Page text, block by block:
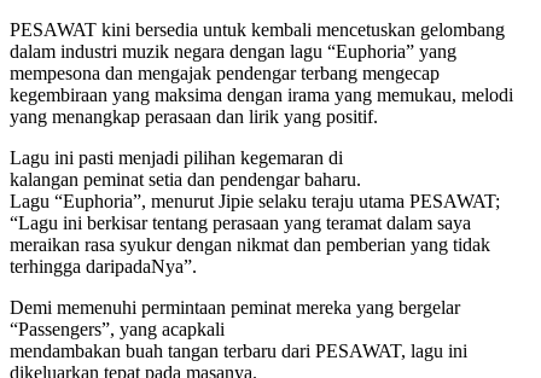
PESAWAT kini bersedia untuk kembali mencetuskan gelombang
dalam industri muzik negara dengan lagu “Euphoria” yang
mempesona dan mengajak pendengar terbang mengecap
kegembiraan yang maksima dengan irama yang memukau, melodi
yang menangkap perasaan dan lirik yang positif.
Lagu ini pasti menjadi pilihan kegemaran di
kalangan peminat setia dan pendengar baharu.
Lagu “Euphoria”, menurut Jipie selaku teraju utama PESAWAT;
“Lagu ini berkisar tentang perasaan yang teramat dalam saya
meraikan rasa syukur dengan nikmat dan pemberian yang tidak
terhingga daripadaNya”.
Demi memenuhi permintaan peminat mereka yang bergelar
“Passengers”, yang acapkali
mendambakan buah tangan terbaru dari PESAWAT, lagu ini
dikeluarkan tepat pada masanya.